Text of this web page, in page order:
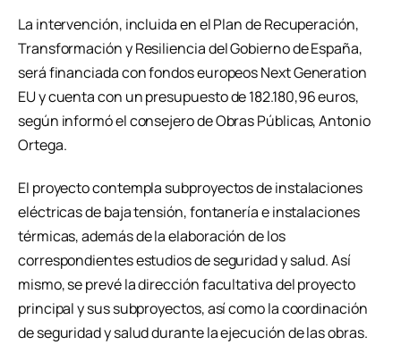
La intervención, incluida en el Plan de Recuperación,
Transformación y Resiliencia del Gobierno de España,
será financiada con fondos europeos Next Generation
EU y cuenta con un presupuesto de 182.180,96 euros,
según informó el consejero de Obras Públicas, Antonio
Ortega.
El proyecto contempla subproyectos de instalaciones
eléctricas de baja tensión, fontanería e instalaciones
térmicas, además de la elaboración de los
correspondientes estudios de seguridad y salud. Así
mismo, se prevé la dirección facultativa del proyecto
principal y sus subproyectos, así como la coordinación
de seguridad y salud durante la ejecución de las obras.